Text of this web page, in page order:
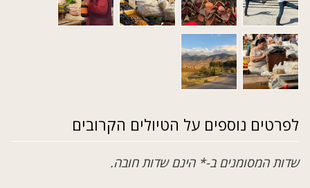
לפרטים נוספים על הטיולים הקרובים
שדות המסומנים ב-* הינם שדות חובה.